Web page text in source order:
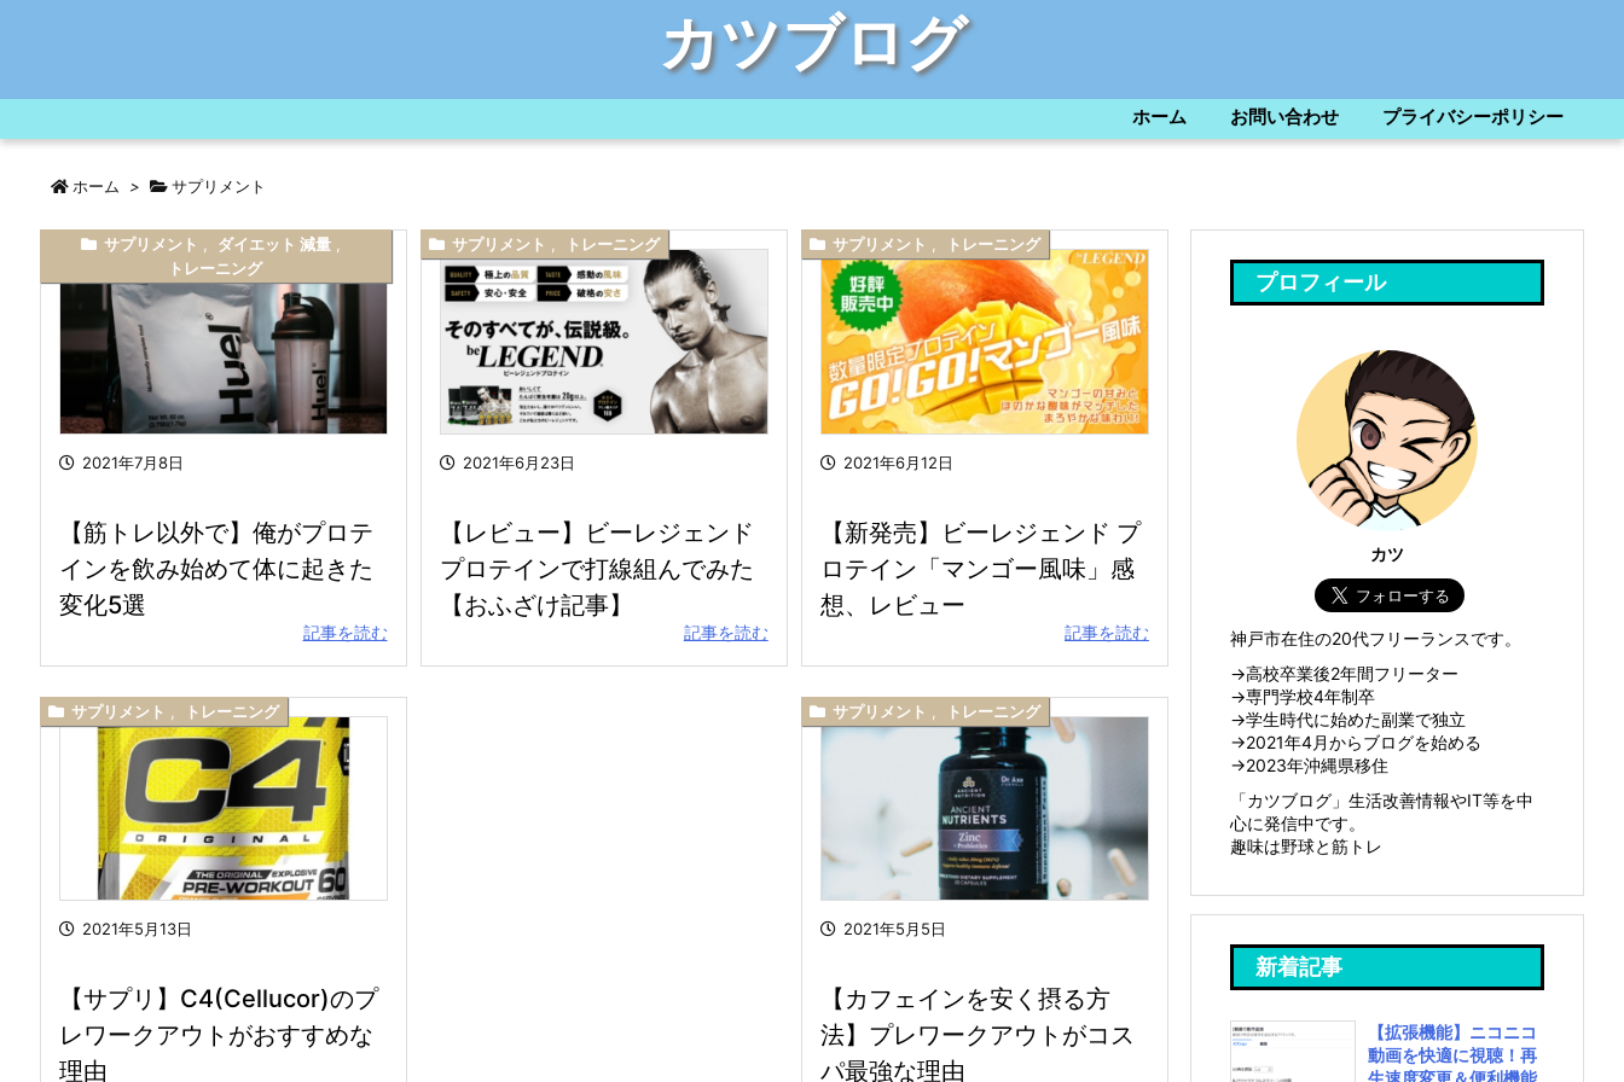
カツブログ
ホーム お問い合わせ プライバシーポリシー
ホーム > サプリメント
2021年7月8日
サプリメント ダイエット 減量
トレーニング
【筋トレ以外で】俺がプロテ
インを飲み始めて体に起きた
変化5選
記事を読む
2021年6月23日
サプリメント トレーニング
【レビュー】ビーレジェンド
プロテインで打線組んでみた
【おふざけ記事】
記事を読む
2021年6月12日
サプリメント トレーニング
【新発売】ビーレジェンド プ
ロテイン「マンゴー風味」感
想、レビュー
記事を読む
2021年5月13日
サプリメント トレーニング
【サプリ】C4(Cellucor)のプ
レワークアウトがおすすめな
理由
2021年5月5日
サプリメント トレーニング
【カフェインを安く摂る方
法】プレワークアウトがコス
パ最強な理由
プロフィール
カツ
神戸市在住の20代フリーランスです。
→高校卒業後2年間フリーター
→専門学校4年制卒
→学生時代に始めた副業で独立
→2021年4月からブログを始める
→2023年沖縄県移住
「カツブログ」生活改善情報やIT等を中
心に発信中です。
趣味は野球と筋トレ
新着記事
【拡張機能】ニコニコ
動画を快適に視聴！再
生速度変更＆便利機能